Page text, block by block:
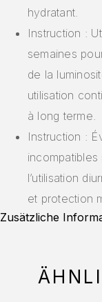
hydratant.
Instruction :
semaines
de la
utilisation
à long terme.
Instruction :
l’utilisation
et protection
Zusätzliche